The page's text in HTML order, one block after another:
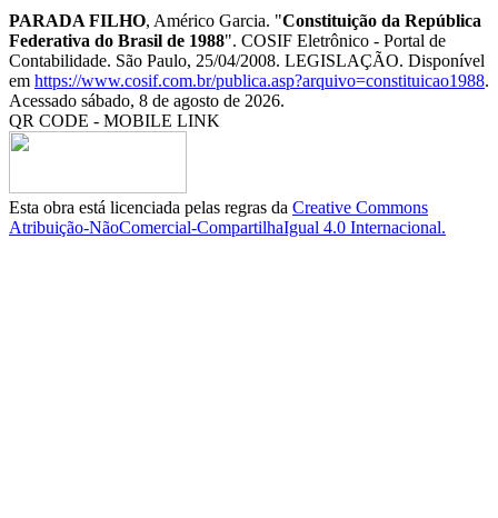
PARADA FILHO, Américo Garcia. "Constituição da República
Federativa do Brasil de 1988". COSIF Eletrônico - Portal de
Contabilidade. São Paulo, 25/04/2008. LEGISLAÇÃO. Disponível
em https://www.cosif.com.br/publica.asp?arquivo=constituicao1988.
Acessado sábado, 8 de agosto de 2026.
QR CODE - MOBILE LINK
Esta obra está licenciada pelas regras da Creative Commons
Atribuição-NãoComercial-CompartilhaIgual 4.0 Internacional.